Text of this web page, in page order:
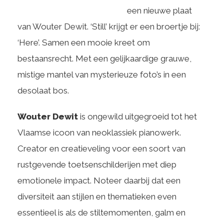
een nieuwe plaat
van Wouter Dewit. ‘Still’ krijgt er een broertje bij:
‘Here’. Samen een mooie kreet om
bestaansrecht. Met een gelijkaardige grauwe,
mistige mantel van mysterieuze foto’s in een
desolaat bos.
Wouter Dewit is ongewild uitgegroeid tot het
Vlaamse icoon van neoklassiek pianowerk.
Creator en creatieveling voor een soort van
rustgevende toetsenschilderijen met diep
emotionele impact. Noteer daarbij dat een
diversiteit aan stijlen en thematieken even
essentieel is als de stiltemomenten, galm en